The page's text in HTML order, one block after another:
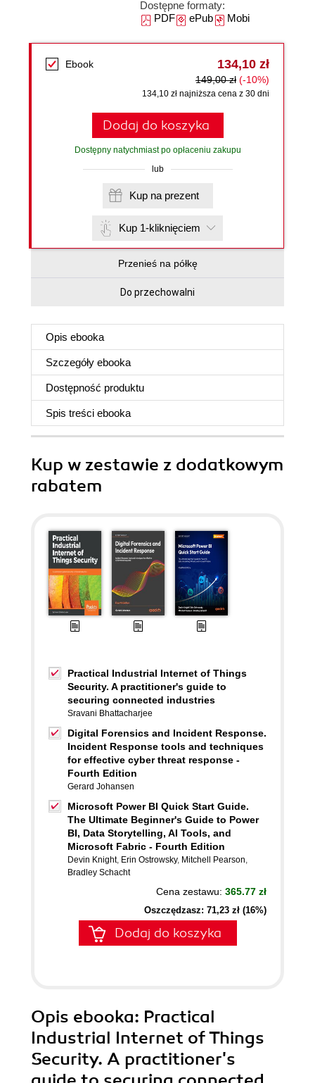
Dostępne formaty:
PDFePubMobi
Ebook 134,10 zł
149,00 zł (-10%)
134,10 zł najniższa cena z 30 dni
Dodaj do koszyka
Dostępny natychmiast po opłaceniu zakupu
lub
Kup na prezent
Kup 1-kliknięciem
Przenieś na półkę
Do przechowalni
Opis ebooka
Szczegóły ebooka
Dostępność produktu
Spis treści ebooka
Kup w zestawie z dodatkowym
rabatem
Practical Industrial Internet of Things
Security. A practitioner's guide to
securing connected industries
Sravani Bhattacharjee
Digital Forensics and Incident Response.
Incident Response tools and techniques
for effective cyber threat response -
Fourth Edition
Gerard Johansen
Microsoft Power BI Quick Start Guide.
The Ultimate Beginner's Guide to Power
BI, Data Storytelling, AI Tools, and
Microsoft Fabric - Fourth Edition
Devin Knight, Erin Ostrowsky, Mitchell Pearson,
Bradley Schacht
Cena zestawu: 365.77 zł
Oszczędzasz: 71,23 zł (16%)
Dodaj do koszyka
Opis ebooka: Practical
Industrial Internet of Things
Security. A practitioner's